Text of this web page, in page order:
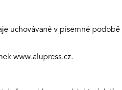
uchovávané v písemné podobě
www.alupress.cz.